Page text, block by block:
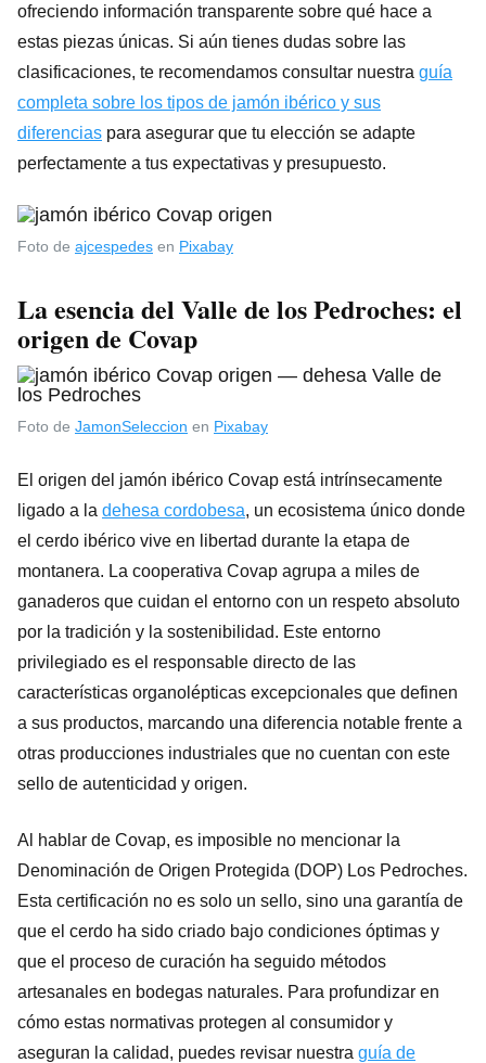
ofreciendo información transparente sobre qué hace a
estas piezas únicas. Si aún tienes dudas sobre las
clasificaciones, te recomendamos consultar nuestra guía
completa sobre los tipos de jamón ibérico y sus
diferencias para asegurar que tu elección se adapte
perfectamente a tus expectativas y presupuesto.
Foto de ajcespedes en Pixabay
La esencia del Valle de los Pedroches: el
origen de Covap
Foto de JamonSeleccion en Pixabay
El origen del jamón ibérico Covap está intrínsecamente
ligado a la dehesa cordobesa, un ecosistema único donde
el cerdo ibérico vive en libertad durante la etapa de
montanera. La cooperativa Covap agrupa a miles de
ganaderos que cuidan el entorno con un respeto absoluto
por la tradición y la sostenibilidad. Este entorno
privilegiado es el responsable directo de las
características organolépticas excepcionales que definen
a sus productos, marcando una diferencia notable frente a
otras producciones industriales que no cuentan con este
sello de autenticidad y origen.
Al hablar de Covap, es imposible no mencionar la
Denominación de Origen Protegida (DOP) Los Pedroches.
Esta certificación no es solo un sello, sino una garantía de
que el cerdo ha sido criado bajo condiciones óptimas y
que el proceso de curación ha seguido métodos
artesanales en bodegas naturales. Para profundizar en
cómo estas normativas protegen al consumidor y
aseguran la calidad, puedes revisar nuestra guía de